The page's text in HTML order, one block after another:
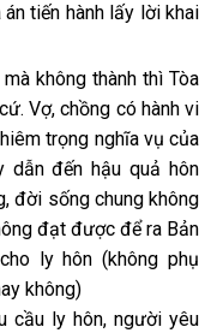
tiến hành lấy lời khai
không thành thì Tòa
Vợ, chồng có hành vi
trọng nghĩa vụ của
dẫn đến hậu quả hôn
đời sống chung không
đạt được để ra Bản
ly hôn (không phụ
không)
cầu ly hôn, người yêu